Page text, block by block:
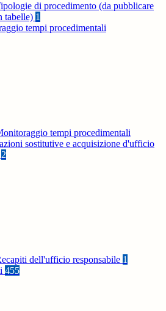
di procedimento (da pubblicare
tabelle) 1
tempi procedimentali
tempi procedimentali
sostitutive e acquisizione d'ufficio
2
dell'ufficio responsabile 1
455